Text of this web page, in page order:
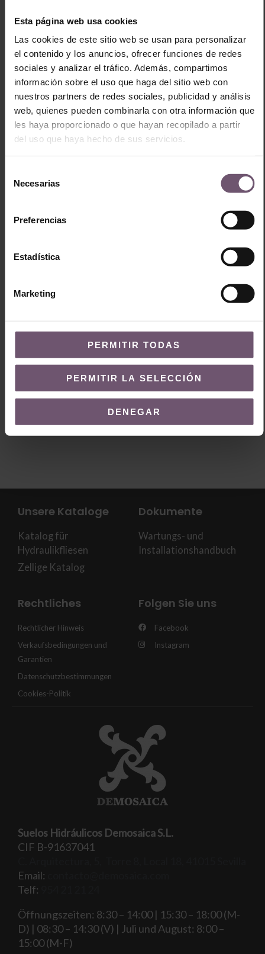
Esta página web usa cookies
Las cookies de este sitio web se usan para personalizar
el contenido y los anuncios, ofrecer funciones de redes
sociales y analizar el tráfico. Además, compartimos
información sobre el uso que haga del sitio web con
nuestros partners de redes sociales, publicidad y análisis
web, quienes pueden combinarla con otra información que
les haya proporcionado o que hayan recopilado a partir
del uso que haya hecho de sus servicios.
Necesarias
Preferencias
Estadística
Marketing
PERMITIR TODAS
PERMITIR LA SELECCIÓN
DENEGAR
ZE01 – Hazem 15×7,5cm ZE02 – Hazem 15,5x5cm
ZE21 – Bejemat Hazem
Unsere Kataloge
Katalog für
Hydraulikfliesen
Zellige Katalog
Dokumente
Wartungs- und
Installationshandbuch
Rechtliches
Rechtlicher Hinweis
Verkaufsbedingungen und
Garantien
Datenschutzbestimmungen
Cookies-Politik
Folgen Sie uns
Facebook
Instagram
Suelos Hidráulicos Demosaica S.L.
CIF B-91637041
Email:
Telf:
Öffnungszeiten: 8:30 – 14:00 | 15:30 – 18:00 (M-
D) | 08:30 – 14:30 (V) | Juli und August: 8:00 –
15:00 (M-F)